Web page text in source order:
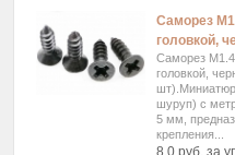
Саморез
головкой,
Саморез
головкой,
шуруп) с
5 мм,
крепления...